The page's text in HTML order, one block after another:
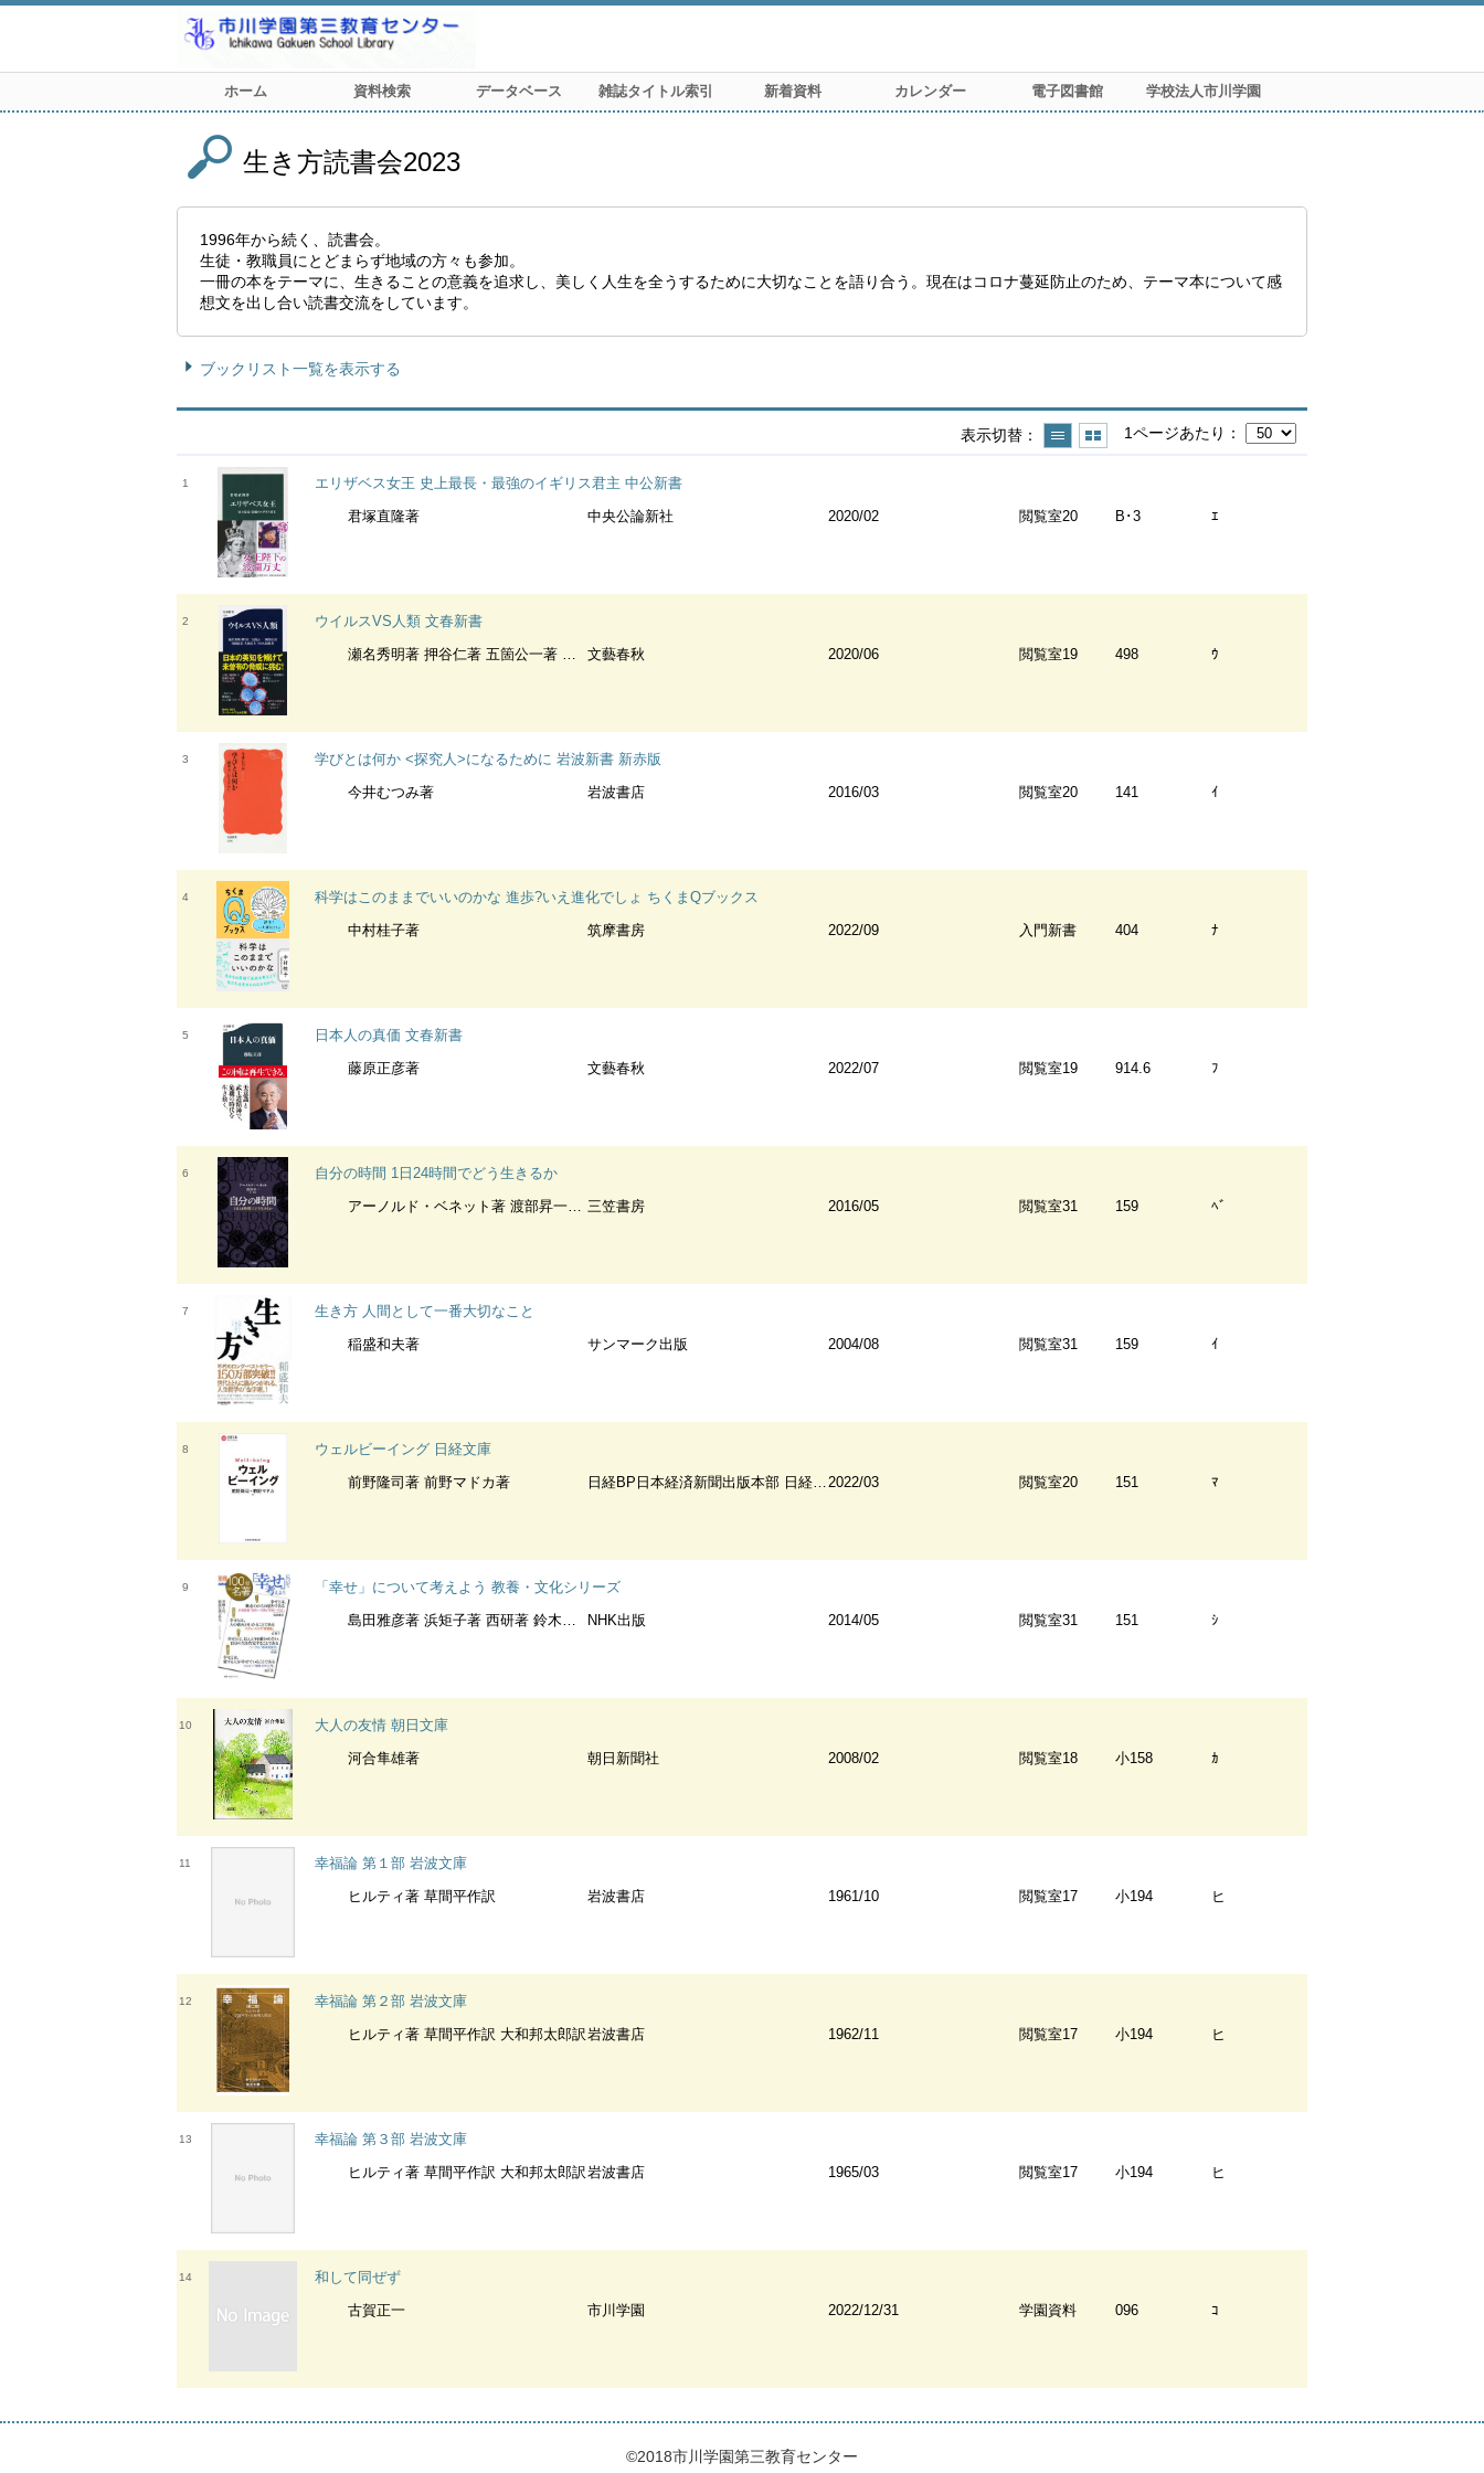
ホーム 資料検索 データベース 雑誌タイトル索引 新着資料 カレンダー 電子図書館 学校法人市川学園
生き方読書会2023
1996年から続く、読書会。
生徒・教職員にとどまらず地域の方々も参加。
一冊の本をテーマに、生きることの意義を追求し、美しく人生を全うするために大切なことを語り合う。現在はコロナ蔓延防止のため、テーマ本について感
想文を出し合い読書交流をしています。
ブックリスト一覧を表示する
表示切替 1ページあたり
1
エリザベス女王 史上最長・最強のイギリス君主 中公新書
君塚直隆著
中央公論新社 2020/02 閲覧室20 B･3 ｴ
2
ウイルスVS人類 文春新書
瀬名秀明著 押谷仁著 五箇公一著 岡部信彦著 河岡義裕著 大曲貴夫著 NHK取材班著
文藝春秋 2020/06 閲覧室19 498 ｳ
3
学びとは何か <探究人>になるために 岩波新書 新赤版
今井むつみ著
岩波書店 2016/03 閲覧室20 141 ｲ
4
科学はこのままでいいのかな 進歩?いえ進化でしょ ちくまQブックス
中村桂子著
筑摩書房 2022/09 入門新書 404 ﾅ
5
日本人の真価 文春新書
藤原正彦著
文藝春秋 2022/07 閲覧室19 914.6 ﾌ
6
自分の時間 1日24時間でどう生きるか
アーノルド・ベネット著 渡部昇一訳・解説
三笠書房 2016/05 閲覧室31 159 ﾍﾞ
7
生き方 人間として一番大切なこと
稲盛和夫著
サンマーク出版 2004/08 閲覧室31 159 ｲ
8
ウェルビーイング 日経文庫
前野隆司著 前野マドカ著
日経BP日本経済新聞出版本部 日経BPマーケティング(発売) 2022/03 閲覧室20 151 ﾏ
9
「幸せ」について考えよう 教養・文化シリーズ
島田雅彦著 浜矩子著 西研著 鈴木晶著
NHK出版 2014/05 閲覧室31 151 ｼ
10
大人の友情 朝日文庫
河合隼雄著
朝日新聞社 2008/02 閲覧室18 小158 ｶ
11
幸福論 第１部 岩波文庫
ヒルティ著 草間平作訳
岩波書店 1961/10 閲覧室17 小194 ヒ
12
幸福論 第２部 岩波文庫
ヒルティ著 草間平作訳 大和邦太郎訳岩波書店 1962/11 閲覧室17 小194 ヒ
13
幸福論 第３部 岩波文庫
ヒルティ著 草間平作訳 大和邦太郎訳岩波書店 1965/03 閲覧室17 小194 ヒ
14
和して同ぜず
古賀正一
市川学園 2022/12/31 学園資料 096 ｺ
©2018市川学園第三教育センター